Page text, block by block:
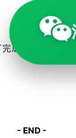
成链接打开谢谢
- END -